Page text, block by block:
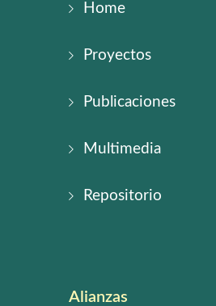
Home
Proyectos
Publicaciones
Multimedia
Repositorio
Alianzas